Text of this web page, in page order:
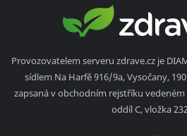
Provozovatelem serveru zdrave.cz je
sídlem Na Harfě 916/9a, Vysočany,
zapsaná v obchodním rejstříku
oddíl C, vložka